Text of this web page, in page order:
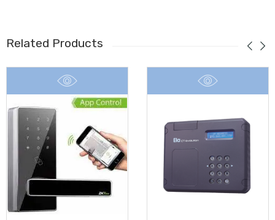
Related Products